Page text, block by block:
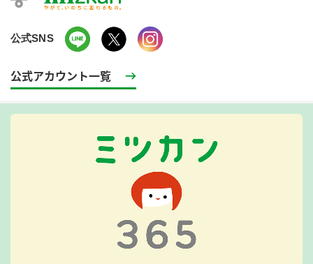
公式SNS
公式アカウント一覧